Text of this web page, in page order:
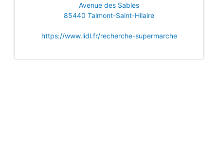
Avenue des Sables
85440 Talmont-Saint-Hilaire
https://www.lidl.fr/recherche-supermarche